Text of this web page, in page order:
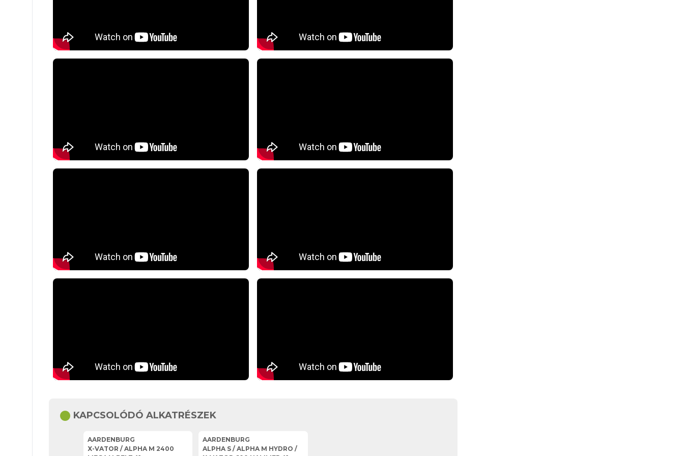
circle KAPCSOLÓDÓ ALKATRÉSZEK
AARDENBURG
X-VATOR / ALPHA M 2400
AARDENBURG
ALPHA S / ALPHA M HYDRO /